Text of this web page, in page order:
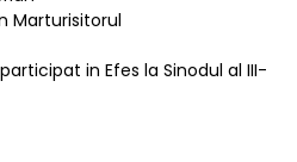
Marturisitorul
in Efes la Sinodul al III-